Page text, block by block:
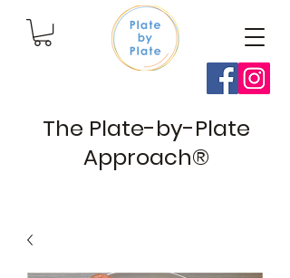
The Plate-by-Plate
Approach®